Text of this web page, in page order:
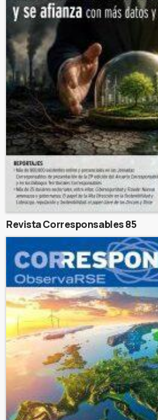
Revista Corresponsables 85